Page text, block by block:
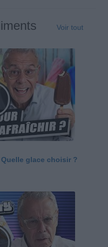
Voir tout
glace choisir ?